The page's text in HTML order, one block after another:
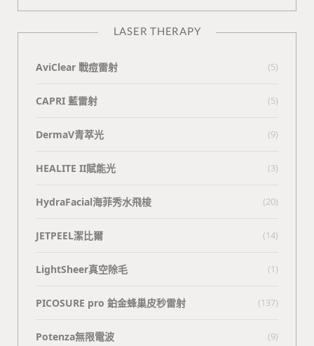
LASER THERAPY
AviClear 戰痘雷射 (5)
CAPRI 藍雷射 (5)
DermaV青萃光 (9)
HEALITE II賦能光 (3)
HydraFacial海菲秀水飛梭 (20)
JETPEEL潔比爾 (14)
LightSheer真空除毛 (1)
PICOSURE pro 鉑金蜂巢皮秒雷射 (137)
Potenza無限電波 (9)